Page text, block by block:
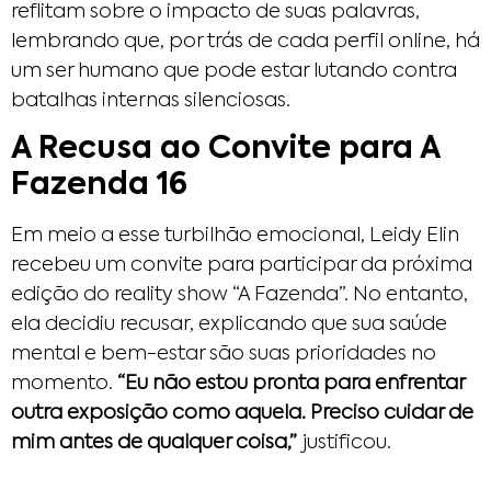
reflitam sobre o impacto de suas palavras,
lembrando que, por trás de cada perfil online, há
um ser humano que pode estar lutando contra
batalhas internas silenciosas.
A Recusa ao Convite para A
Fazenda 16
Em meio a esse turbilhão emocional, Leidy Elin
recebeu um convite para participar da próxima
edição do reality show “A Fazenda”. No entanto,
ela decidiu recusar, explicando que sua saúde
mental e bem-estar são suas prioridades no
momento. “Eu não estou pronta para enfrentar
outra exposição como aquela. Preciso cuidar de
mim antes de qualquer coisa,” justificou.